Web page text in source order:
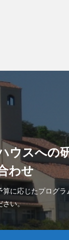
ウスへの
わせ
算に応じたプログ
さい。